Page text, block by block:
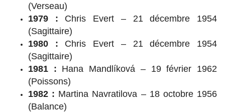
(Verseau)
1979 : Chris Evert – 21 décembre 1954
(Sagittaire)
1980 : Chris Evert – 21 décembre 1954
(Sagittaire)
1981 : Hana Mandlíková – 19 février 1962
(Poissons)
1982 : Martina Navratilova – 18 octobre 1956
(Balance)